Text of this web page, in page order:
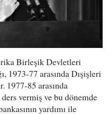
Birleşik Devletleri
1973-77 arasında Dışişleri
1977-85 arasında
vermiş ve bu dönemde
yardımı ile